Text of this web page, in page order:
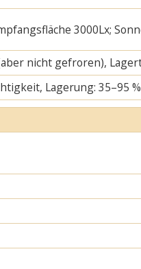
3000Lx;
nicht gefroren),
Lagerung: 35–95